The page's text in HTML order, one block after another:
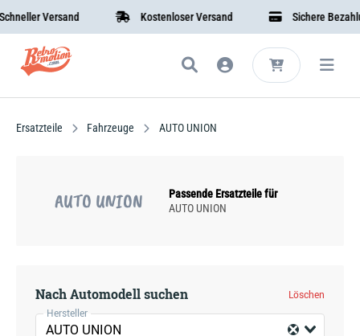
Versand Kostenloser Versand Sichere Bezahlung
Ersatzteile Fahrzeuge AUTO UNION
AUTO UNION
Passende Ersatzteile für
AUTO UNION
Nach Automodell suchen
Löschen
Hersteller
AUTO UNION